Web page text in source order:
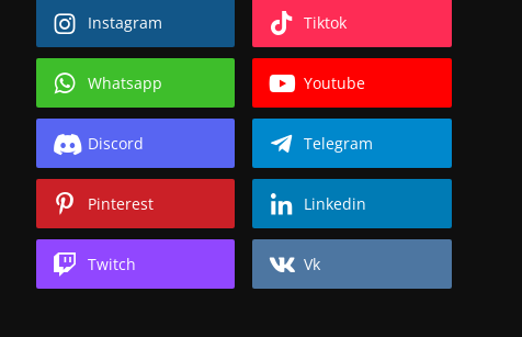
Instagram Tiktok
Whatsapp Youtube
Discord Telegram
Pinterest Linkedin
Twitch Vk